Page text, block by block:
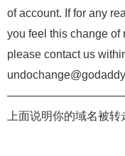
of account. If for any
you feel this change of
please contact us
上面说明你的域名被